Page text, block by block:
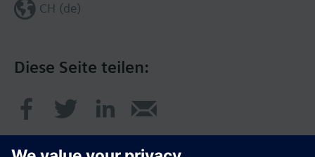
Diese Seite teilen:
CH (de)